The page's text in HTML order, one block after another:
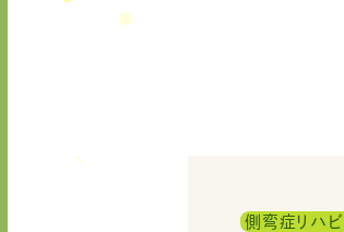
側弯症リハビ